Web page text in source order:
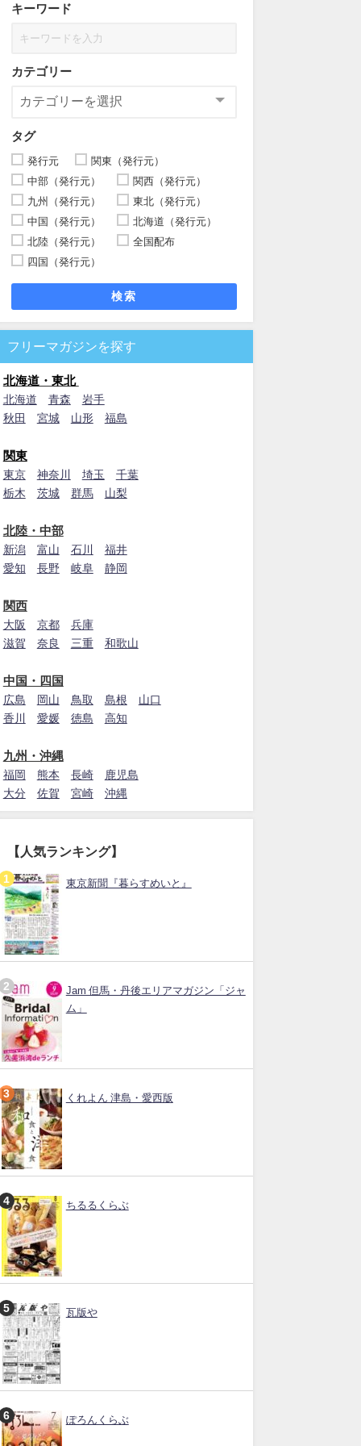
キーワード
カテゴリー
タグ
発行元
関東（発行元）
中部（発行元）
関西（発行元）
九州（発行元）
東北（発行元）
中国（発行元）
北海道（発行元）
北陸（発行元）
全国配布
四国（発行元）
検索
フリーマガジンを探す
北海道・東北
北海道 青森
岩手
秋田
宮城 山形 福島
関東
東京 神奈川 埼玉
千葉
栃木
茨城 群馬 山梨
北陸・中部
新潟 富山 石川
福井
愛知
長野 岐阜 静岡
関西
大阪 京都
兵庫
滋賀
奈良 三重 和歌山
中国・四国
広島 岡山 鳥取 島根
山口
香川
愛媛 徳島 高知
九州・沖縄
福岡 熊本 長崎
鹿児島
大分
佐賀 宮崎 沖縄
【人気ランキング】
東京新聞『暮らすめいと』
Jam 但馬・丹後エリアマガジン「ジャ
ム」
くれよん 津島・愛西版
ちるるくらぶ
瓦版や
ぽろんくらぶ